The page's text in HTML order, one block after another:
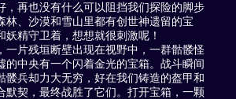
，再也没有什么可以阻挡我们探险的脚步
林、沙漠和雪山里都有创世神遗留的宝
妖精守卫着，想想就很刺激呢！
一片残垣断壁出现在视野中，一群骷髅怪
的中央有一个闪着金光的宝箱。战斗瞬间
髅兵却力大无穷，好在我们铸造的盔甲和
默契，最终战胜了它们。打开宝箱，一颗